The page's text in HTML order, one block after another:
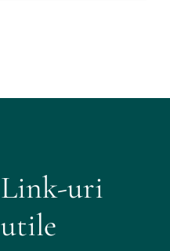
Link-uri
utile